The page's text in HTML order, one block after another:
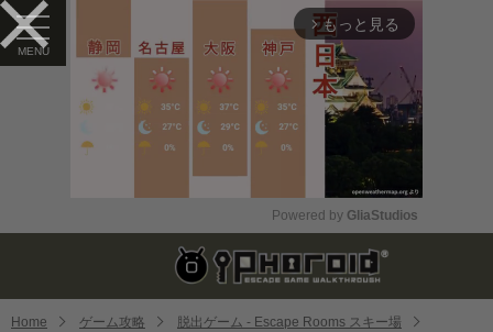
arrow_forward_ios もっと見る
Mute
Powered by GliaStudios
Home ゲーム攻略
脱出ゲーム - Escape Rooms スキー場